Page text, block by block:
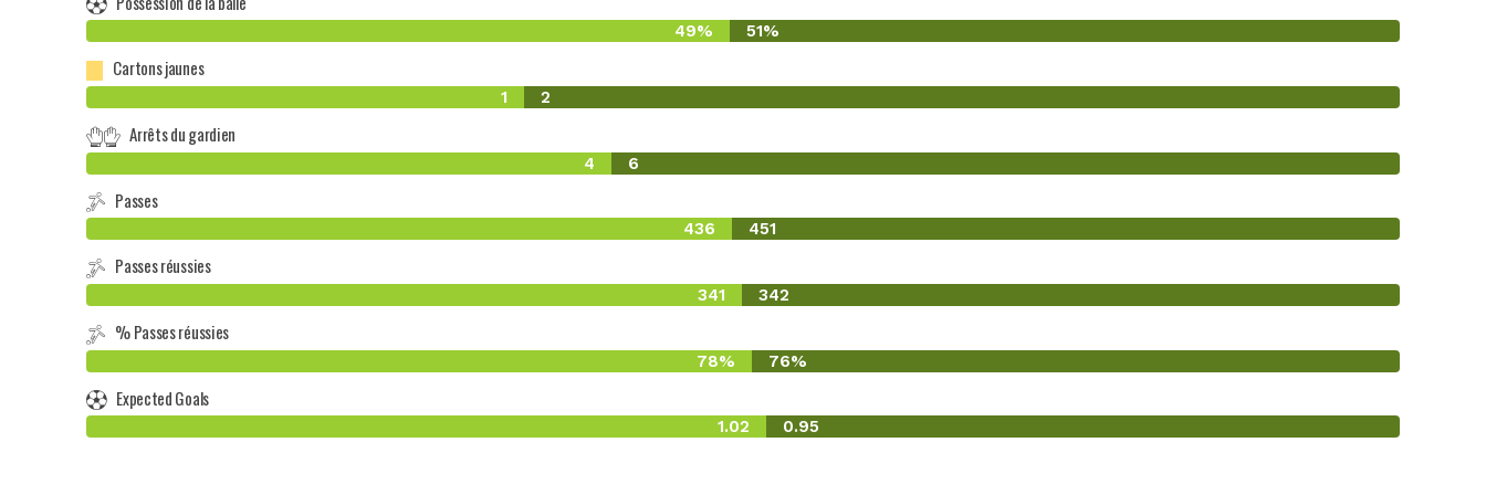
49% 51%
Cartons jaunes
1 2
Arrêts du gardien
4 6
Passes
436 451
Passes réussies
341 342
% Passes réussies
78% 76%
Expected Goals
1.02 0.95